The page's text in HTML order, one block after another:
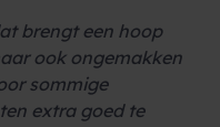
brengt een hoop
ook ongemakken
sommige
extra goed te